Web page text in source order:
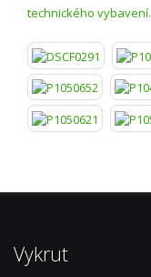
technického vybavení.
Vykrut